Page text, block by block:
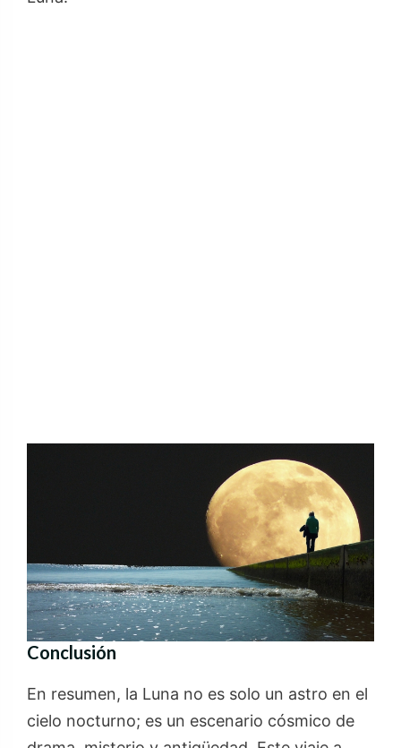
Conclusión
En resumen, la Luna no es solo un astro en el
cielo nocturno; es un escenario cósmico de